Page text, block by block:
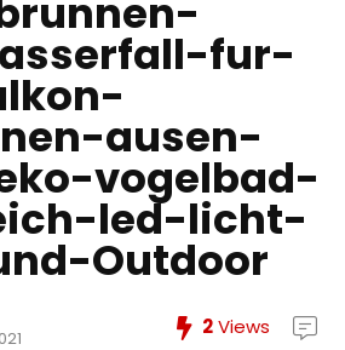
fur-
ausen-
vogelbad-
led-licht-
Outdoor
2Views